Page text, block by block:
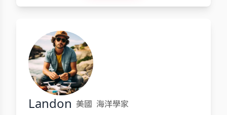
Landon 美國 海洋學家